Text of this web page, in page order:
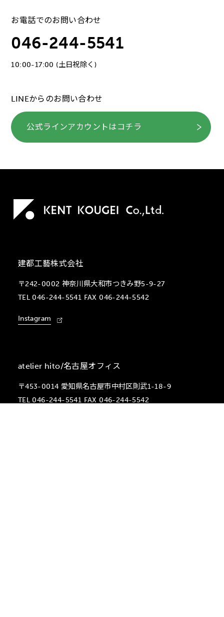
お電話でのお問い合わせ
046-244-5541
10:00-17:00 (土日祝除く)
LINEからのお問い合わせ
公式ラインアカウントはコチラ
建都工藝株式会社
〒242-0002 神奈川県大和市つきみ野5-9-27
TEL 046-244-5541 FAX 046-244-5542
Instagram
atelier hito/名古屋オフィス
〒453-0014 愛知県名古屋市中村区則武1-18-9
TEL 046-244-5541 FAX 046-244-5542